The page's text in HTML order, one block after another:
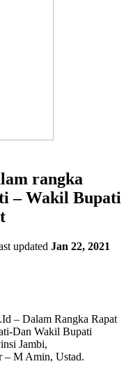
rangka
– Wakil Bupati
updated Jan 22, 2021
– Dalam Rangka Rapat
Dan Wakil Bupati
Jambi,
– M Amin, Ustad.